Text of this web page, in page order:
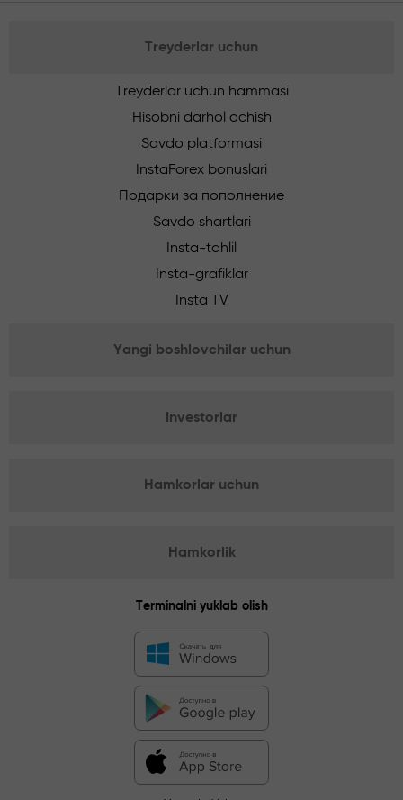
Treyderlar uchun
Treyderlar uchun hammasi
Hisobni darhol ochish
Savdo platformasi
InstaForex bonuslari
Подарки за пополнение
Savdo shartlari
Insta-tahlil
Insta-grafiklar
Insta TV
Yangi boshlovchilar uchun
Investorlar
Hamkorlar uchun
Hamkorlik
Terminalni yuklab olish